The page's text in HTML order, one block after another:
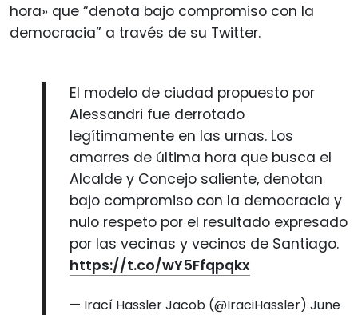
hora» que “denota bajo compromiso con la
democracia” a través de su Twitter.
El modelo de ciudad propuesto por
Alessandri fue derrotado
legítimamente en las urnas. Los
amarres de última hora que busca el
Alcalde y Concejo saliente, denotan
bajo compromiso con la democracia y
nulo respeto por el resultado expresado
por las vecinas y vecinos de Santiago.
https://t.co/wY5Ffqpqkx
— Irací Hassler Jacob (@IraciHassler) June